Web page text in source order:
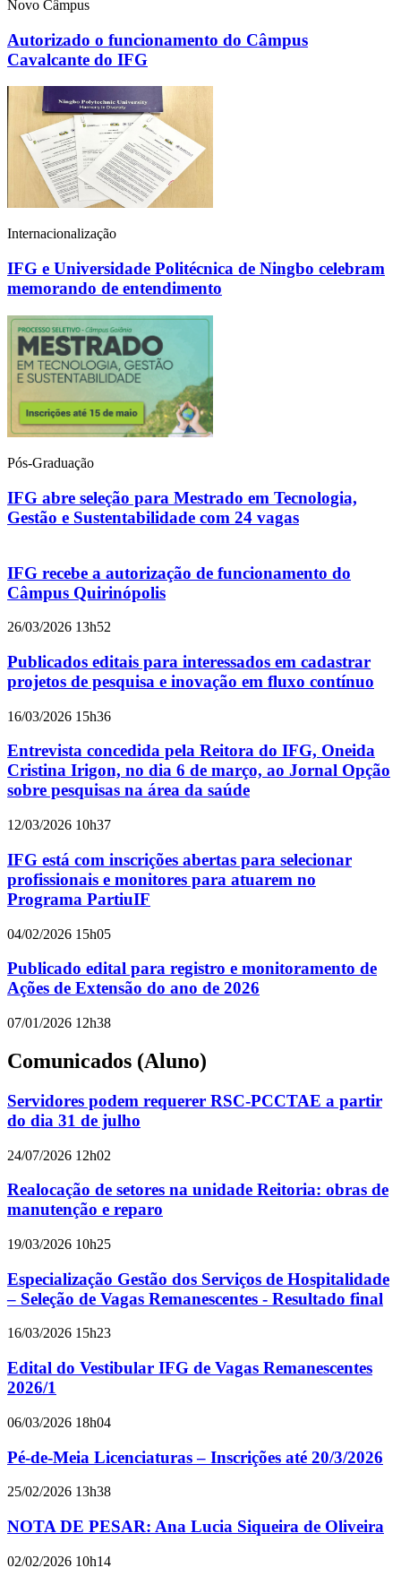
Novo Câmpus
Autorizado o funcionamento do Câmpus
Cavalcante do IFG
Internacionalização
IFG e Universidade Politécnica de Ningbo celebram
memorando de entendimento
Pós-Graduação
IFG abre seleção para Mestrado em Tecnologia,
Gestão e Sustentabilidade com 24 vagas
IFG recebe a autorização de funcionamento do
Câmpus Quirinópolis
26/03/2026 13h52
Publicados editais para interessados em cadastrar
projetos de pesquisa e inovação em fluxo contínuo
16/03/2026 15h36
Entrevista concedida pela Reitora do IFG, Oneida
Cristina Irigon, no dia 6 de março, ao Jornal Opção
sobre pesquisas na área da saúde
12/03/2026 10h37
IFG está com inscrições abertas para selecionar
profissionais e monitores para atuarem no
Programa PartiuIF
04/02/2026 15h05
Publicado edital para registro e monitoramento de
Ações de Extensão do ano de 2026
07/01/2026 12h38
Comunicados (Aluno)
Servidores podem requerer RSC-PCCTAE a partir
do dia 31 de julho
24/07/2026 12h02
Realocação de setores na unidade Reitoria: obras de
manutenção e reparo
19/03/2026 10h25
Especialização Gestão dos Serviços de Hospitalidade
– Seleção de Vagas Remanescentes - Resultado final
16/03/2026 15h23
Edital do Vestibular IFG de Vagas Remanescentes
2026/1
06/03/2026 18h04
Pé-de-Meia Licenciaturas – Inscrições até 20/3/2026
25/02/2026 13h38
NOTA DE PESAR: Ana Lucia Siqueira de Oliveira
02/02/2026 10h14